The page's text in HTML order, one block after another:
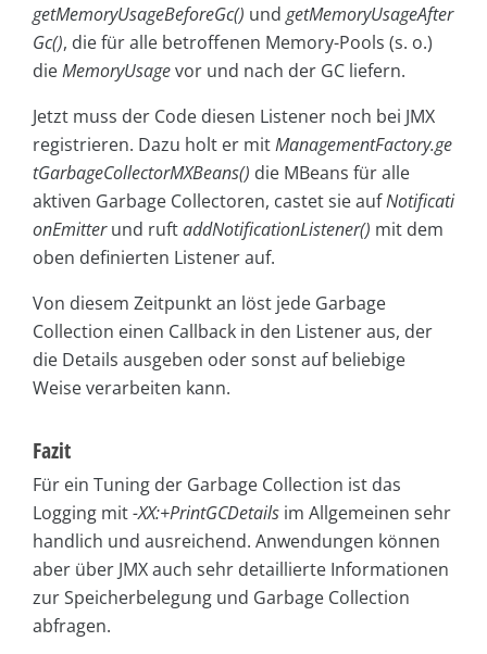
getMemoryUsageBeforeGc() und getMemoryUsageAfter
Gc(), die für alle betroffenen Memory-Pools (s. o.)
dieMemoryUsagevor und nach der GC liefern.
Jetzt muss der Code diesen Listener noch bei JMX
registrieren. Dazu holt er mitManagementFactory.ge
tGarbageCollectorMXBeans() die MBeans für alle
aktiven Garbage Collectoren, castet sie aufNotificati
onEmitterund ruftaddNotificationListener() mit dem
oben definierten Listener auf.
Von diesem Zeitpunkt an löst jede Garbage
Collection einen Callback in den Listener aus, der
die Details ausgeben oder sonst auf beliebige
Weise verarbeiten kann.
Fazit
Für ein Tuning der Garbage Collection ist das
Logging mit-XX:+PrintGCDetails im Allgemeinen sehr
handlich und ausreichend. Anwendungen können
aber über JMX auch sehr detaillierte Informationen
zur Speicherbelegung und Garbage Collection
abfragen.